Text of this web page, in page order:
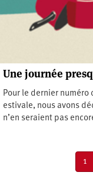
Une journée
Pour le dernier
estivale, nous avons
n’en seraient pas
1